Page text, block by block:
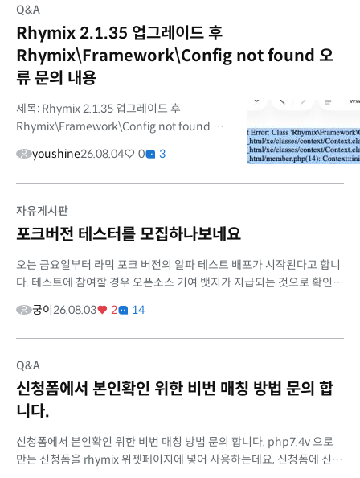
Q&A
Rhymix 2.1.35 업그레이드 후
Rhymix\Framework\Config not found 오
류 문의 내용
제목: Rhymix 2.1.35 업그레이드 후
Rhymix\Framework\Config not found 오
Rhymix 2.1.35로 업그레이드한 후, 기존에 사
youshine26.08.04 0 3
자유게시판
포크버전 테스터를 모집하나보네요
오는 금요일부터 라믹 포크 버전의 알파 테스트 배포가 시작된다고 합니
다. 테스트에 참여할 경우 오픈소스 기여 뱃지가 지급되는 것으로 확인되
궁이26.08.03 2 14
Q&A
신청폼에서 본인확인 위한 비번 매칭 방법 문의 합
니다.
신청폼에서 본인확인 위한 비번 매칭 방법 문의 합니다. php7.4v 으로
만든 신청폼을 rhymix 위젯페이지에 넣어 사용하는데요, 신청폼에 신청